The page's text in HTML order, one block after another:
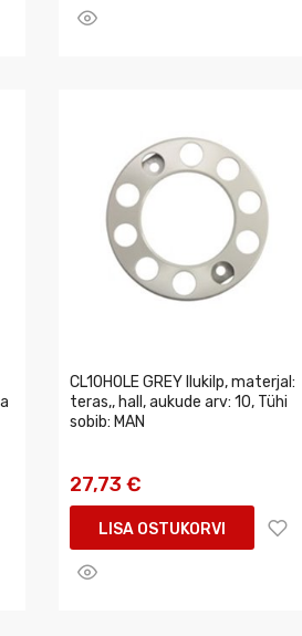
CL10HOLE GREY Ilukilp, materjal:
teras,, hall, aukude arv: 10, Tühi
sobib: MAN
27,73 €
LISA OSTUKORVI